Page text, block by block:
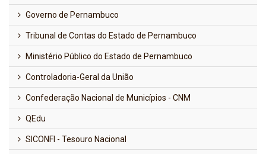
Governo de Pernambuco
Tribunal de Contas do Estado de Pernambuco
Ministério Público do Estado de Pernambuco
Controladoria-Geral da União
Confederação Nacional de Municípios - CNM
QEdu
SICONFI - Tesouro Nacional